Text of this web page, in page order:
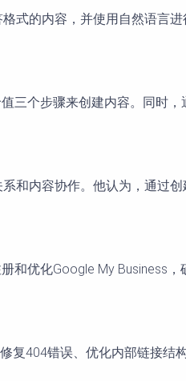
式的内容，并使用自然语言
三个步骤来创建内容。同时
和内容协作。他认为，通过
优化Google My Business
复404错误、优化内部链接